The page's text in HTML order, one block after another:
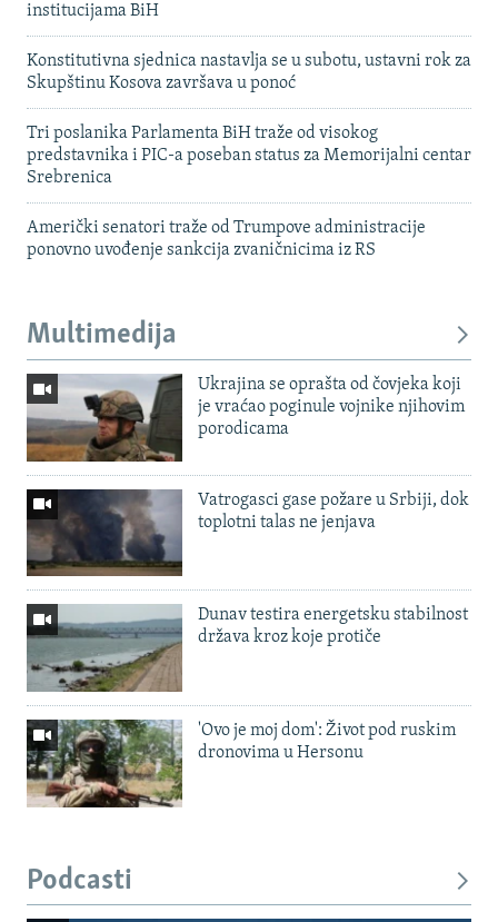
institucijama BiH
Konstitutivna sjednica nastavlja se u subotu, ustavni rok za
Skupštinu Kosova završava u ponoć
Tri poslanika Parlamenta BiH traže od visokog
predstavnika i PIC-a poseban status za Memorijalni centar
Srebrenica
Američki senatori traže od Trumpove administracije
ponovno uvođenje sankcija zvaničnicima iz RS
Multimedija
Ukrajina se oprašta od čovjeka koji
je vraćao poginule vojnike njihovim
porodicama
Vatrogasci gase požare u Srbiji, dok
toplotni talas ne jenjava
Dunav testira energetsku stabilnost
država kroz koje protiče
'Ovo je moj dom': Život pod ruskim
dronovima u Hersonu
Podcasti